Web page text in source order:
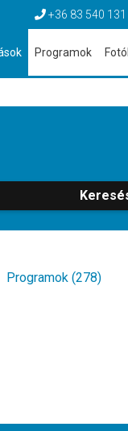
+36 83 540 131
Programok
Programok (278)